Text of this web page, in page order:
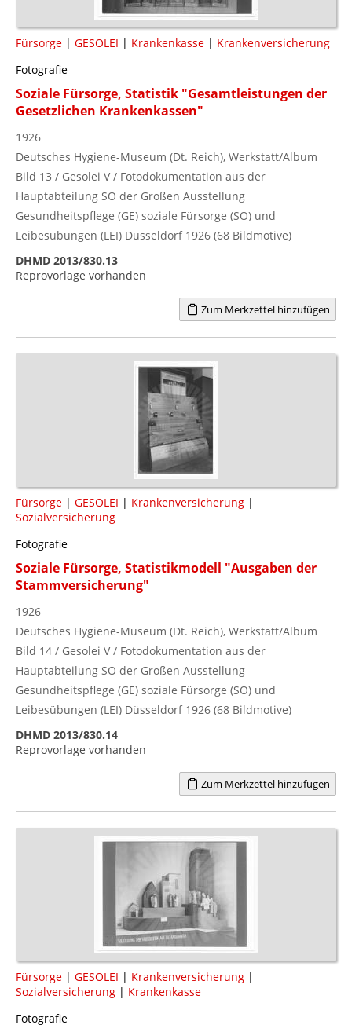
Fürsorge | GESOLEI | Krankenkasse | Krankenversicherung
Fotografie
Soziale Fürsorge, Statistik "Gesamtleistungen der
Gesetzlichen Krankenkassen"
1926
Deutsches Hygiene-Museum (Dt. Reich), Werkstatt/Album
Bild 13 / Gesolei V / Fotodokumentation aus der
Hauptabteilung SO der Großen Ausstellung
Gesundheitspflege (GE) soziale Fürsorge (SO) und
Leibesübungen (LEI) Düsseldorf 1926 (68 Bildmotive)
DHMD 2013/830.13
Reprovorlage vorhanden
Zum Merkzettel hinzufügen
Fürsorge | GESOLEI | Krankenversicherung |
Sozialversicherung
Fotografie
Soziale Fürsorge, Statistikmodell "Ausgaben der
Stammversicherung"
1926
Deutsches Hygiene-Museum (Dt. Reich), Werkstatt/Album
Bild 14 / Gesolei V / Fotodokumentation aus der
Hauptabteilung SO der Großen Ausstellung
Gesundheitspflege (GE) soziale Fürsorge (SO) und
Leibesübungen (LEI) Düsseldorf 1926 (68 Bildmotive)
DHMD 2013/830.14
Reprovorlage vorhanden
Zum Merkzettel hinzufügen
Fürsorge | GESOLEI | Krankenversicherung |
Sozialversicherung | Krankenkasse
Fotografie